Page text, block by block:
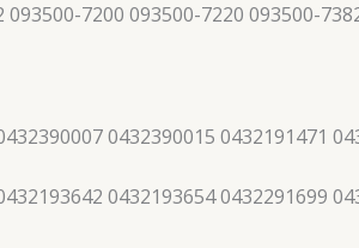
7200 093500-7220 093500-
0432390015 0432191471
0432193654 0432291699